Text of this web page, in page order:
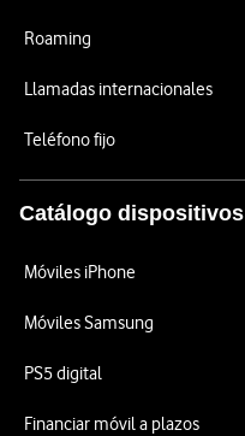
Roaming
Llamadas internacionales
Teléfono fijo
Catálogo dispositivos
Móviles iPhone
Móviles Samsung
PS5 digital
Financiar móvil a plazos